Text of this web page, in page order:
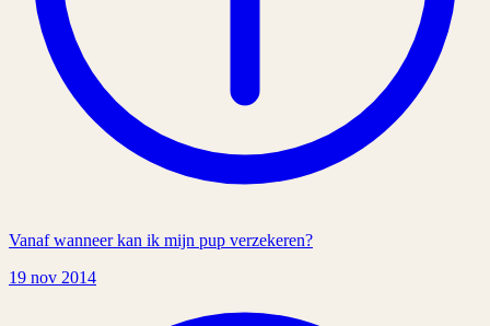
Vanaf wanneer kan ik mijn pup verzekeren?
19 nov 2014